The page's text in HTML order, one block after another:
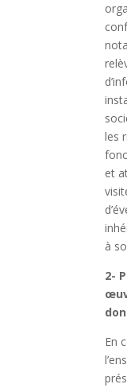
les
et
à
2-
En